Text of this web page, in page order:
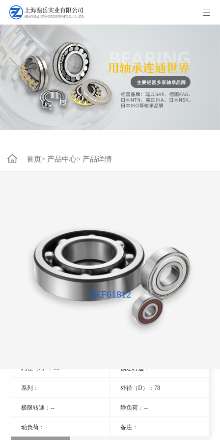
首页> 产品中心> 产品详情
SKF61812
旧型号：- -
内径（d）：60 额定转速：- -
系列： 外径（D）：78
极限转速：-- 静负荷：--
动负荷：-- 备注：--